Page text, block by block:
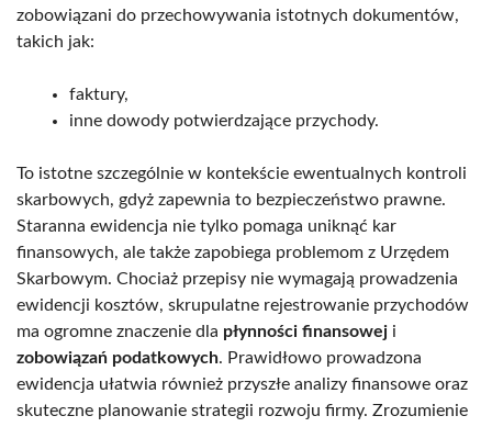
zobowiązani do przechowywania istotnych dokumentów,
takich jak:
faktury,
inne dowody potwierdzające przychody.
To istotne szczególnie w kontekście ewentualnych kontroli
skarbowych, gdyż zapewnia to bezpieczeństwo prawne.
Staranna ewidencja nie tylko pomaga uniknąć kar
finansowych, ale także zapobiega problemom z Urzędem
Skarbowym. Chociaż przepisy nie wymagają prowadzenia
ewidencji kosztów, skrupulatne rejestrowanie przychodów
ma ogromne znaczenie dla płynności finansowej i
zobowiązań podatkowych. Prawidłowo prowadzona
ewidencja ułatwia również przyszłe analizy finansowe oraz
skuteczne planowanie strategii rozwoju firmy. Zrozumienie